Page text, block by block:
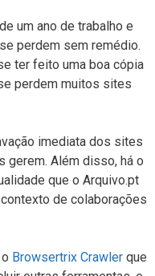
um ano de trabalho e
perdem sem remédio.
ter feito uma boa cópia
perdem muitos sites
imediata dos sites
gerem. Além disso, há o
que o Arquivo.pt
de colaborações
Browsertrix Crawler que